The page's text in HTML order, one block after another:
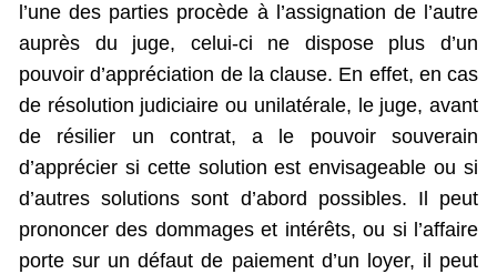
l’une des parties procède à l’assignation de l’autre
auprès du juge, celui-ci ne dispose plus d’un
pouvoir d’appréciation de la clause. En effet, en cas
de résolution judiciaire ou unilatérale, le juge, avant
de résilier un contrat, a le pouvoir souverain
d’apprécier si cette solution est envisageable ou si
d’autres solutions sont d’abord possibles. Il peut
prononcer des dommages et intérêts, ou si l’affaire
porte sur un défaut de paiement d’un loyer, il peut